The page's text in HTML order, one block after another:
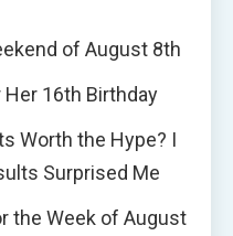
of August 8th
Her 16th Birthday
Worth the Hype? I
Surprised Me
the Week of August